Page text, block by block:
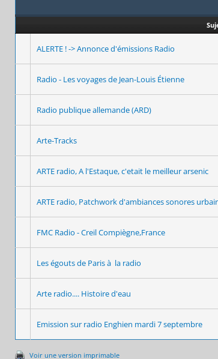
ALERTE ! -> Annonce d'émissions Radio
Radio - Les voyages de Jean-Louis Étienne
Radio publique allemande (ARD)
Arte-Tracks
ARTE radio, A l'Estaque, c'etait le meilleur arsenic
ARTE radio, Patchwork d'ambiances sonores
FMC Radio - Creil Compiègne,France
Les égouts de Paris à la radio
Arte radio.... Histoire d'eau
Emission sur radio Enghien mardi 7 septembre
Voir une version imprimable